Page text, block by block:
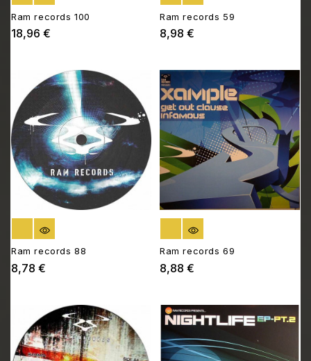
Ram records 100
18,96 €
Ram records 59
8,98 €
RUPTURE DE STOCK
Ram records 88
8,78 €
RUPTURE DE STOCK
Ram records 69
8,88 €